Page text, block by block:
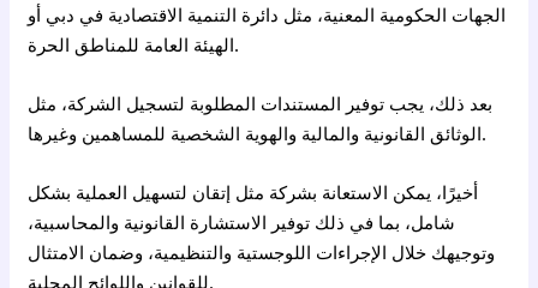
الجهات الحكومية المعنية، مثل دائرة التنمية الاقتصادية في دبي أو
الهيئة العامة للمناطق الحرة.
بعد ذلك، يجب توفير المستندات المطلوبة لتسجيل الشركة، مثل
الوثائق القانونية والمالية والهوية الشخصية للمساهمين وغيرها.
أخيرًا، يمكن الاستعانة بشركة مثل إتقان لتسهيل العملية بشكل
شامل، بما في ذلك توفير الاستشارة القانونية والمحاسبية،
وتوجيهك خلال الإجراءات اللوجستية والتنظيمية، وضمان الامتثال
للقوانين واللوائح المحلية.